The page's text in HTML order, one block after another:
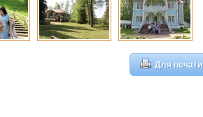
Для печати